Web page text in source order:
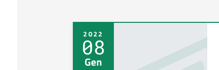
2022
08
Gen